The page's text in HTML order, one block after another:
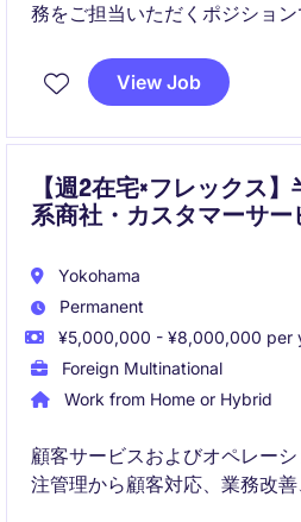
務をご担当いただくポジショ
オペレーションスキルを習得
中堅層までが活躍する、穏や
View Job
【週2在宅×フレックス
系商社・カスタマーサ
Yokohama
Permanent
¥5,000,000 - ¥8,000,000 per
Foreign Multinational
Work from Home or Hybrid
顧客サービスおよびオペレー
注管理から顧客対応、業務改